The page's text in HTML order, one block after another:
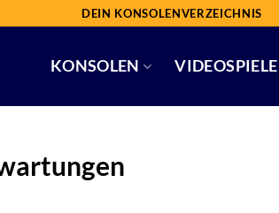
DEIN KONSOLENVERZEICHNIS
KONSOLEN VIDEOSPIELE